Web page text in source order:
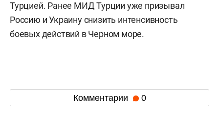
Турцией. Ранее МИД Турции уже призывал
Россию и Украину снизить интенсивность
боевых действий в Черном море.
Комментарии 0